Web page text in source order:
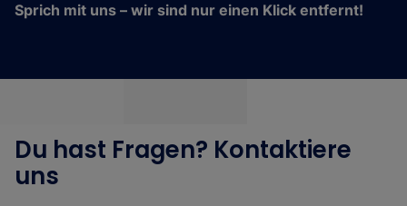
Sprich mit uns – wir sind nur einen Klick entfernt!
Du hast Fragen? Kontaktiere
uns